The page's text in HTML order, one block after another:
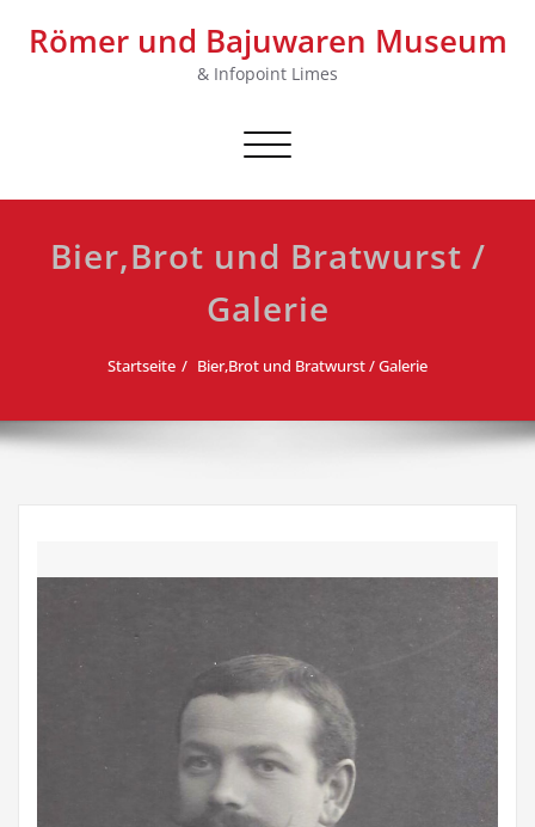
Römer und Bajuwaren Museum
& Infopoint Limes
Schalte Navigation
Bier,Brot und Bratwurst /
Galerie
Startseite Bier,Brot und Bratwurst / Galerie